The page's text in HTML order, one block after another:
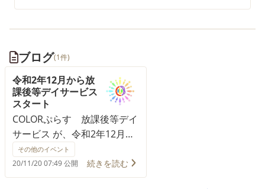
ブログ(1件)
令和2年12月から放
課後等デイサービス
スタート
COLORぷらす 放課後等デイ
サービス が、令和2年12月よ
りスタートします。 『遊び
は学び』遊び・体験を中心と
した療育支援を行っていきま
その他のイベント
20/11/20 07:49 公開 続きを読む